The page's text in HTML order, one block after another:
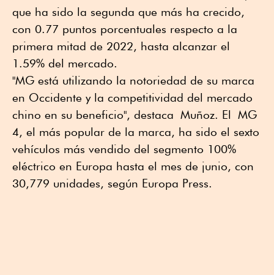
que ha sido la segunda que más ha crecido,
con 0.77 puntos porcentuales respecto a la
primera mitad de 2022, hasta alcanzar el
1.59% del mercado.
"MG está utilizando la notoriedad de su marca
en Occidente y la competitividad del mercado
chino en su beneficio", destaca Muñoz. El MG
4, el más popular de la marca, ha sido el sexto
vehículos más vendido del segmento 100%
eléctrico en Europa hasta el mes de junio, con
30,779 unidades, según Europa Press.